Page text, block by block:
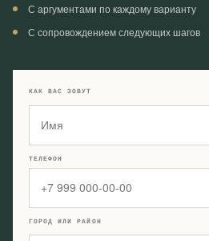
С аргументами по каждому варианту
С сопровождением следующих шагов
КАК ВАС ЗОВУТ
ТЕЛЕФОН
ГОРОД ИЛИ РАЙОН